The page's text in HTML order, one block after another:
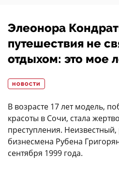
Элеонора
путешествия не
отдыхом: это мое
НОВОСТИ
В возрасте 17 лет модель,
красоты в Сочи, стала
преступления.
бизнесмена Рубена
сентября 1999 года.